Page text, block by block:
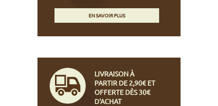
EN SAVOIR PLUS
LIVRAISON À
PARTIR DE 2,90€ ET
OFFERTE DÈS 30€
D'ACHAT